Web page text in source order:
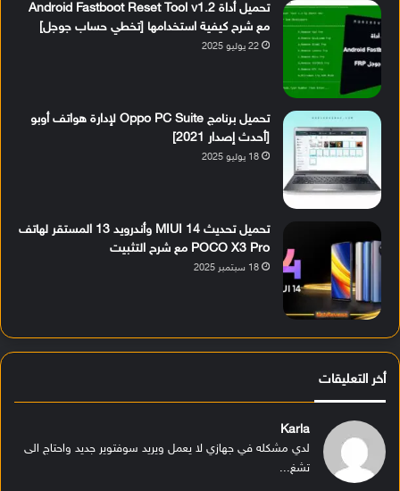
تحميل أداة Android Fastboot Reset Tool v1.2
مع شرح كيفية استخدامها [تخطي حساب جوجل]
22 يوليو 2025
تحميل برنامج Oppo PC Suite لإدارة هواتف أوبو
[أحدث إصدار 2021]
18 يوليو 2025
تحميل تحديث MIUI 14 وأندرويد 13 المستقر لهاتف
POCO X3 Pro مع شرح التثبيت
18 سبتمبر 2025
أخر التعليقات
Karla
لدي مشكله في جهازي لا يعمل ويريد سوفتوير جديد واحتاج الى
تشغ...